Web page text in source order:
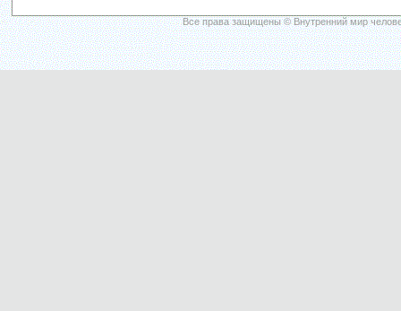
Все права защищены © Внутренний мир